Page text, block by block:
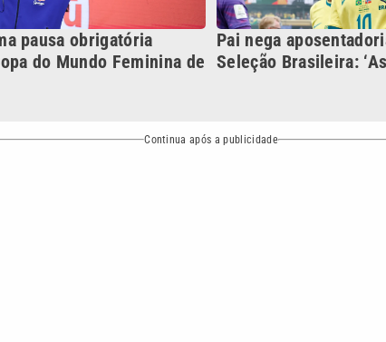
Esportes Mundo
Política Variedades